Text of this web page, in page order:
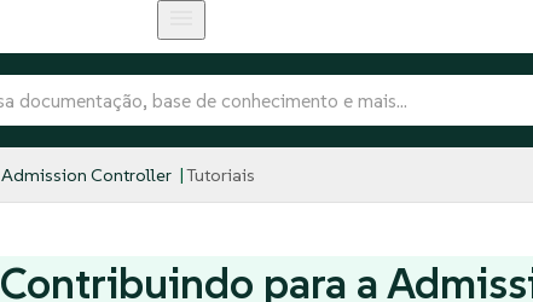
Admission Controller Tutoriais
Contribuindo para a